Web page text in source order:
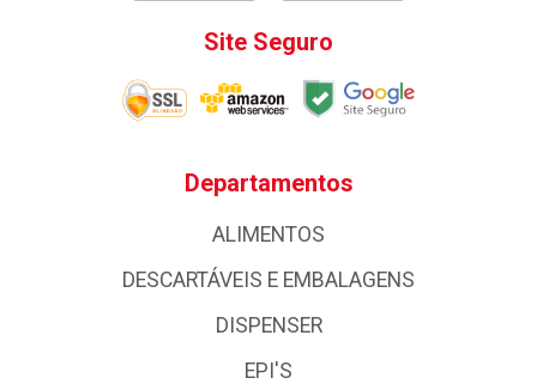
Site Seguro
Departamentos
ALIMENTOS
DESCARTÁVEIS E EMBALAGENS
DISPENSER
EPI'S